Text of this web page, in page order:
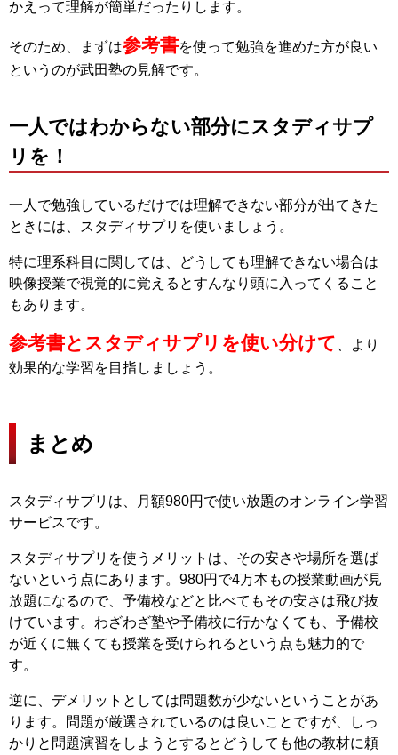
かえって理解が簡単だったりします。
そのため、まずは参考書を使って勉強を進めた方が良い
というのが武田塾の見解です。
一人ではわからない部分にスタディサプ
リを！
一人で勉強しているだけでは理解できない部分が出てきた
ときには、スタディサプリを使いましょう。
特に理系科目に関しては、どうしても理解できない場合は
映像授業で視覚的に覚えるとすんなり頭に入ってくること
もあります。
参考書とスタディサプリを使い分けて
、より
効果的な学習を目指しましょう。
まとめ
スタディサプリは、月額980円で使い放題のオンライン学習
サービスです。
スタディサプリを使うメリットは、その安さや場所を選ば
ないという点にあります。980円で4万本もの授業動画が見
放題になるので、予備校などと比べてもその安さは飛び抜
けています。わざわざ塾や予備校に行かなくても、予備校
が近くに無くても授業を受けられるという点も魅力的で
す。
逆に、デメリットとしては問題数が少ないということがあ
ります。問題が厳選されているのは良いことですが、しっ
かりと問題演習をしようとするとどうしても他の教材に頼